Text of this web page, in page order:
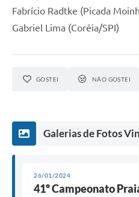
Fabrício Radtke (Picada
Gabriel Lima (Coréia/SPI)
GOSTEI NÃO GOSTEI
Galerias de Fotos
26/01/2024
41º Campeonato